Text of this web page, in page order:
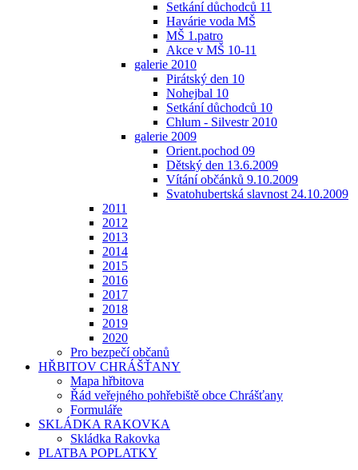
Setkání důchodců 11
Havárie voda MŠ
MŠ 1.patro
Akce v MŠ 10-11
galerie 2010
Pirátský den 10
Nohejbal 10
Setkání důchodců 10
Chlum - Silvestr 2010
galerie 2009
Orient.pochod 09
Dětský den 13.6.2009
Vítání občánků 9.10.2009
Svatohubertská slavnost 24.10.2009
2011
2012
2013
2014
2015
2016
2017
2018
2019
2020
Pro bezpečí občanů
HŘBITOV CHRÁŠŤANY
Mapa hřbitova
Řád veřejného pohřebiště obce Chrášťany
Formuláře
SKLÁDKA RAKOVKA
Skládka Rakovka
PLATBA POPLATKY